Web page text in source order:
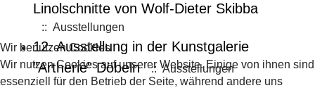
Linolschnitte von Wolf-Dieter Skibba
:: Ausstellungen
12. Ausstellung in der Kunstgalerie
"Artheriè" Döbeln :: Ausstellungen
Wir benutzen Cookies
Wir nutzen Cookies auf unserer Website. Einige von ihnen sind
essenziell für den Betrieb der Seite, während andere uns